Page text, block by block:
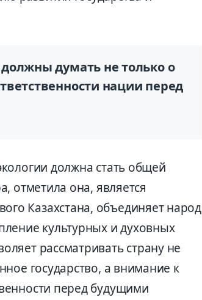
думать не только о
нации перед
должна стать общей
отметила она, является
Казахстана, объединяет народ
культурных и духовных
рассматривать страну не
государство, а внимание к
перед будущими